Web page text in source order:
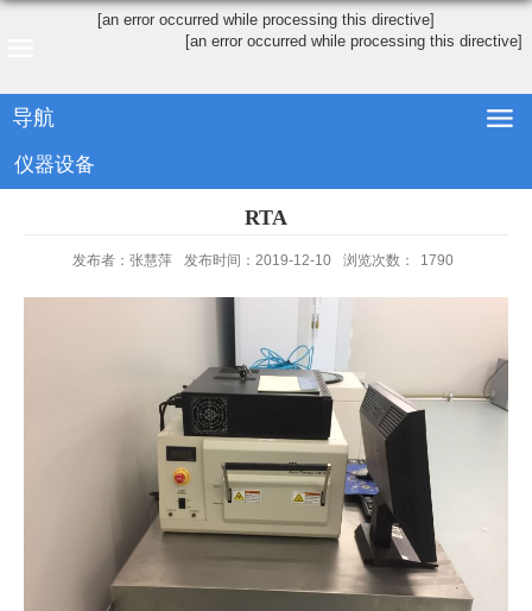
[an error occurred while processing this directive]
[an error occurred while processing this directive]
导航
仪器设备
RTA
发布者：张慧萍 发布时间：2019-12-10 浏览次数： 1790